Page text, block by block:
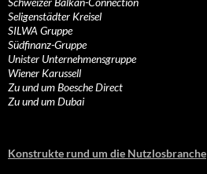
Seligenstädter Kreisel
SILWA Gruppe
Südfinanz-Gruppe
Unister Unternehmensgruppe
Wiener Karussell
Zu und um Boesche Direct
Zu und um Dubai
Konstrukte rund um die Nutzlosbranche